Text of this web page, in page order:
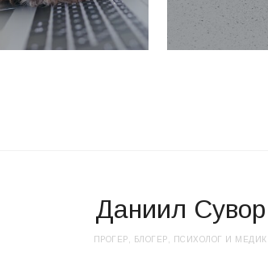
Даниил Сувор
ПРОГЕР, БЛОГЕР, ПСИХОЛОГ И МЕДИК